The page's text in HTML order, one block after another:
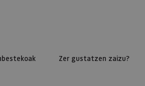
Zer gustatzen zaizu?